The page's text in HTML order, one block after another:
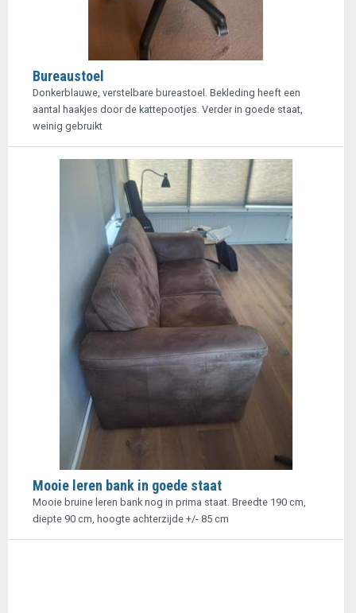
Bureaustoel
Donkerblauwe, verstelbare bureastoel. Bekleding heeft een
aantal haakjes door de kattepootjes. Verder in goede staat,
weinig gebruikt
Mooie leren bank in goede staat
Mooie bruine leren bank nog in prima staat. Breedte 190 cm,
diepte 90 cm, hoogte achterzijde +/- 85 cm